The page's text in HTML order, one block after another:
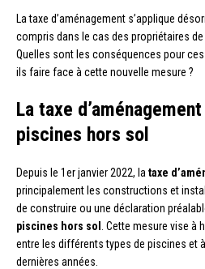
La taxe d’aménagement s’applique
compris dans le cas des propriétaires
Quelles sont les conséquences pour
ils faire face à cette nouvelle mesure ?
La taxe
piscines hors sol
Depuis le 1er janvier 2022, la taxe
principalement les constructions et
de construire ou une déclaration
piscines hors sol
. Cette mesure vise
entre les différents types de piscines et
dernières années.